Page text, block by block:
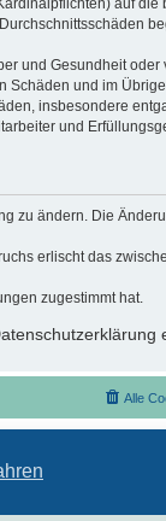
auf die
und Gesundheit
Schäden und im
insbesondere
und
zu ändern. Die
erlischt das
zugestimmt hat.
Alle
Limited